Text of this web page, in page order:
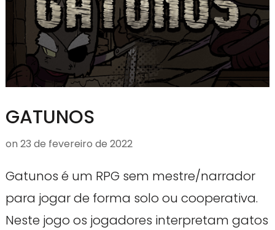
GATUNOS
on 23 de fevereiro de 2022
Gatunos é um RPG sem mestre/narrador
para jogar de forma solo ou cooperativa.
Neste jogo os jogadores interpretam gatos